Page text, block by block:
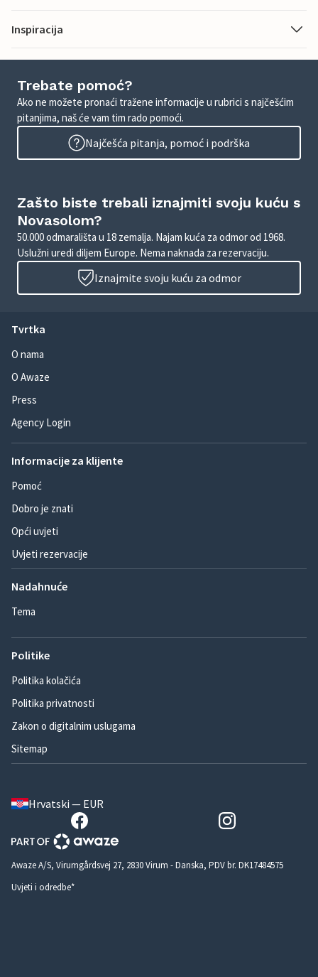
Inspiracija
Trebate pomoć?
Ako ne možete pronaći tražene informacije u rubrici s najčešćim
pitanjima, naš će vam tim rado pomoći.
Najčešća pitanja, pomoć i podrška
Zašto biste trebali iznajmiti svoju kuću s
Novasolom?
50.000 odmarališta u 18 zemalja. Najam kuća za odmor od 1968.
Uslužni uredi diljem Europe. Nema naknada za rezervaciju.
Iznajmite svoju kuću za odmor
Tvrtka
O nama
O Awaze
Press
Agency Login
Informacije za klijente
Pomoć
Dobro je znati
Opći uvjeti
Uvjeti rezervacije
Nadahnuće
Tema
Politike
Politika kolačića
Politika privatnosti
Zakon o digitalnim uslugama
Sitemap
Hrvatski — EUR
Awaze A/S, Virumgårdsvej 27, 2830 Virum - Danska, PDV br. DK17484575
Uvjeti i odredbe*